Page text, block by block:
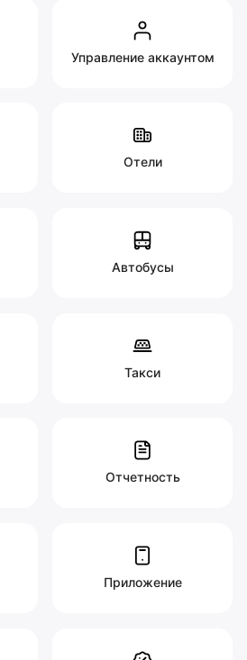
Управление аккаунтом
Отели
Автобусы
Такси
Отчетность
Приложение